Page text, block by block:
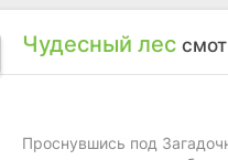
Чудесный лес
Проснувшись под